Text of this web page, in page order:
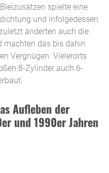
spielte eine
und infolgedessen
änderten auch die
machten das bis dahin
Vergnügen. Vielerorts
8-Zylinder auch 6-
Aufleben der
und 1990er Jahren